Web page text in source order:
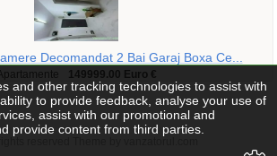
Decomandat 2 Bai Garaj Boxa Ce...
149999.00 Euro €
and other tracking technologies to assist with
to provide feedback, analyse your use of
assist with our promotional and
provide content from third parties.